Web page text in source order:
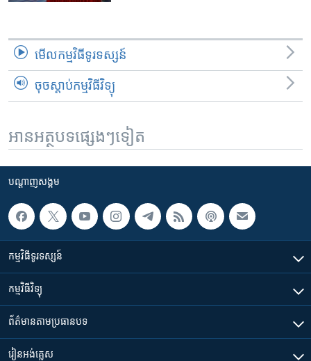
មើល​កម្មវិធី​ទូរទស្សន៍
ចុចស្តាប់កម្មវិធីវិទ្យុ
អានអត្ថបទផ្សេងៗទៀត
បណ្តាញ​សង្គម
កម្មវិធី​ទូរទស្សន៍
កម្មវិធី​វិទ្យុ
ព័ត៌មាន​តាមប្រធានបទ​
រៀន​​អង់គ្លេស